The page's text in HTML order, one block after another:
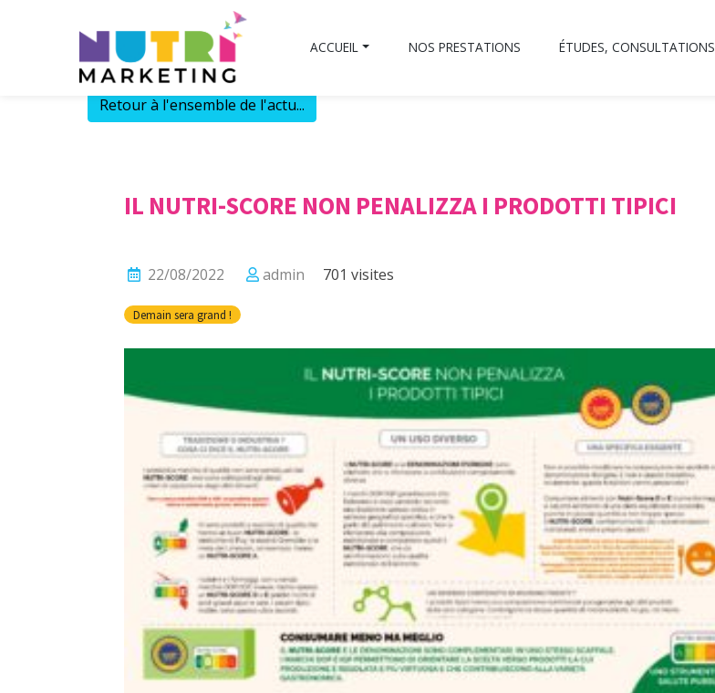
ACCUEIL NOS PRESTATIONS ÉTUDES,
Retour à l'ensemble de l'actu...
IL NUTRI-SCORE NON PENALIZZA I PRODOTTI TIPICI
22/08/2022 admin 701 visites
Demain sera grand !